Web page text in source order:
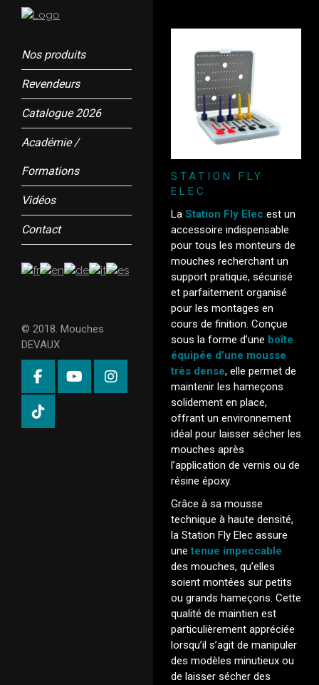
Nos produits
Revendeurs
Catalogue 2026
Académie /
Formations
Vidéos
Contact
© 2018. Mouches
DEVAUX
STATION FLY
ELEC
La Station Fly Elec est un
accessoire indispensable
pour tous les monteurs de
mouches recherchant un
support pratique, sécurisé
et parfaitement organisé
pour les montages en
cours de finition. Conçue
sous la forme d’une boîte
équipée d’une mousse
très dense, elle permet de
maintenir les hameçons
solidement en place,
offrant un environnement
idéal pour laisser sécher les
mouches après
l’application de vernis ou de
résine époxy.
Grâce à sa mousse
technique à haute densité,
la Station Fly Elec assure
une tenue impeccable
des mouches, qu’elles
soient montées sur petits
ou grands hameçons. Cette
qualité de maintien est
particulièrement appréciée
lorsqu’il s’agit de manipuler
des modèles minutieux ou
de laisser sécher des